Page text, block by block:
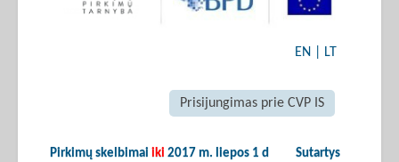
EN LT
Prisijungimas prie CVP IS
Pirkimų skelbimai iki 2017 m. liepos 1 d Sutartys